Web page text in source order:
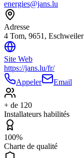
energies@jans.lu
Adresse
4 Tom, 9651, Eschweiler
Site Web
https://jans.lu/fr/
Appeler
Email
+ de 120
Installateurs habilités
100%
Charte de qualité